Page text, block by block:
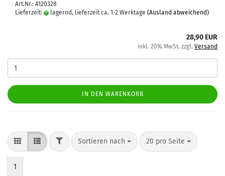
Art.Nr.: A120328
Lieferzeit:
lagernd, lieferzeit ca. 1-2 Werktage (Ausland abweichend)
28,90 EUR
inkl. 20% MwSt. zzgl. Versand
IN DEN WARENKORB
Sortieren nach 20 pro Seite
1